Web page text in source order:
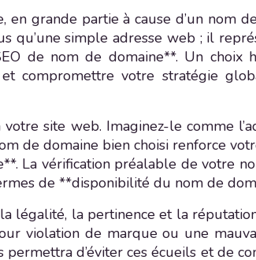
grande partie à cause d’un nom
simple adresse web ; il
de nom de domaine**. Un choix
compromettre votre stratégie
site web. Imaginez-le comme
de domaine bien choisi renforce
La vérification préalable de votre
de **disponibilité du nom de
légalité, la pertinence et la
violation de marque ou une
d’éviter ces écueils et de